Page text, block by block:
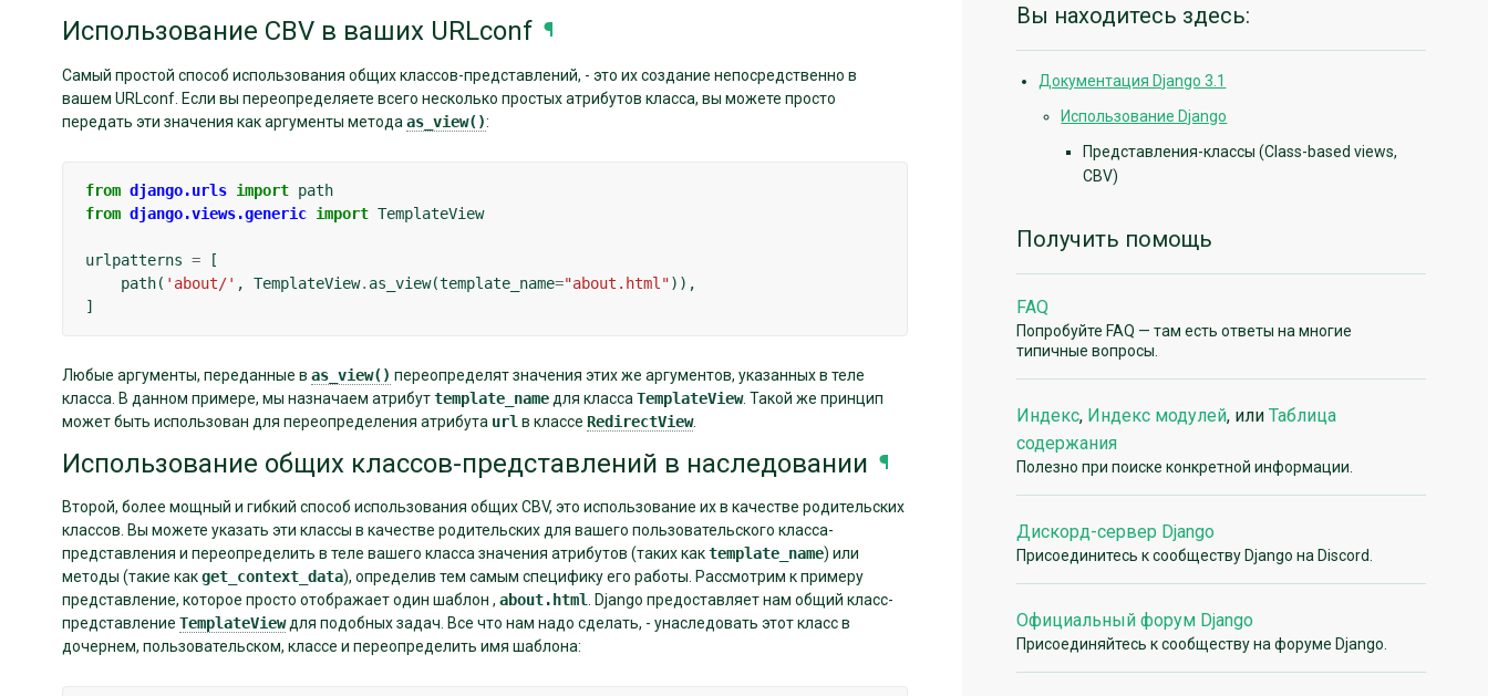
Использование CBV в ваших URLconf ¶
Самый простой способ использования общих классов-представлений, - это их создание непосредственно в
вашем URLconf. Если вы переопределяете всего несколько простых атрибутов класса, вы можете просто
передать эти значения как аргументы метода as_view():
from django.urls import path
from django.views.generic import TemplateView
urlpatterns =
[
path( 'about/' , TemplateView. as_view(template_name="about.html")),
]
Любые аргументы, переданные в as_view() переопределят значения этих же аргументов, указанных в теле
класса. В данном примере, мы назначаем атрибутtemplate_name для класса TemplateView. Такой же принцип
может быть использован для переопределения атрибута url в классе RedirectView.
Использование общих классов-представлений в наследовании ¶
Второй, более мощный и гибкий способ использования общих CBV, это использование их в качестве родительских
классов. Вы можете указать эти классы в качестве родительских для вашего пользовательского класса-
представления и переопределить в теле вашего класса значения атрибутов (таких какtemplate_name) или
методы (такие какget_context_data), определив тем самым специфику его работы. Рассмотрим к примеру
представление, которое просто отображает один шаблон , about.html. Django предоставляет нам общий класс-
представление TemplateViewдля подобных задач. Все что нам надо сделать, - унаследовать этот класс в
дочернем, пользовательском, классе и переопределить имя шаблона:
Вы находитесь здесь:
Документация Django 3.1
Использование Django
Представления-классы (Class-based views,
CBV)
Получить помощь
FAQ
Попробуйте FAQ — там есть ответы на многие
типичные вопросы.
Индекс, Индекс модулей, илиТаблица
содержания
Полезно при поиске конкретной информации.
Дискорд-сервер Django
Присоединитесь к сообществу Django на Discord.
Официальный форум Django
Присоединяйтесь к сообществу на форуме Django.